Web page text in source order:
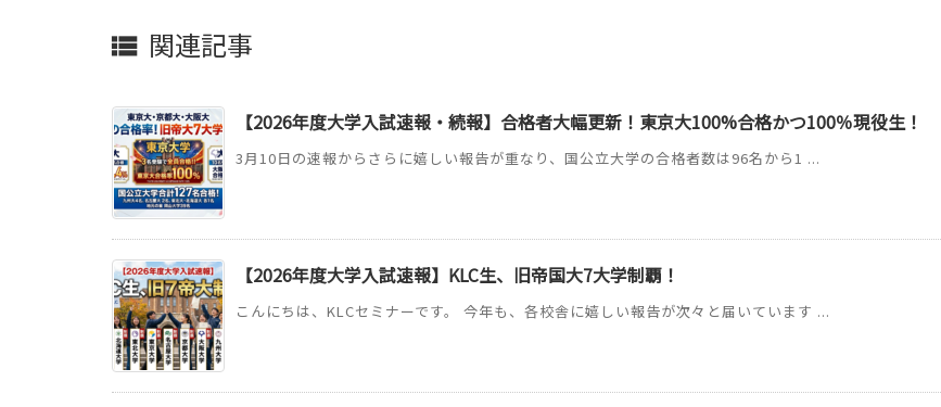
 関連記事
【2026年度大学入試速報・続報】合格者大幅更新！東京大100%合格かつ100％現役生！
3月10日の速報からさらに嬉しい報告が重なり、国公立大学の合格者数は96名から1 ...
【2026年度大学入試速報】KLC生、旧帝国大7大学制覇！
こんにちは、KLCセミナーです。 今年も、各校舎に嬉しい報告が次々と届いています ...